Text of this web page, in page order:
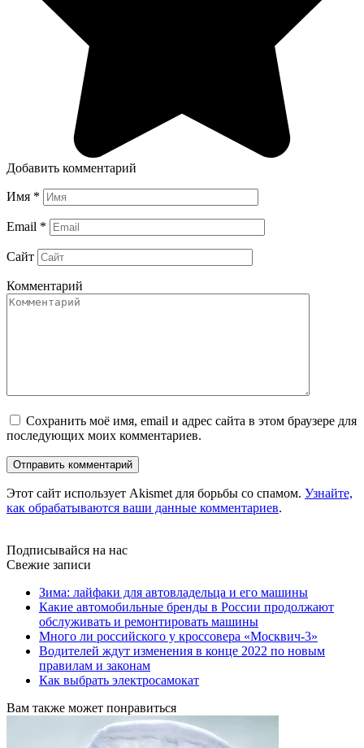
Добавить комментарий
Имя *
Email *
Сайт
Комментарий
Сохранить моё имя, email и адрес сайта в этом браузере для
последующих моих комментариев.
Этот сайт использует Akismet для борьбы со спамом. Узнайте,
как обрабатываются ваши данные комментариев.
Подписывайся на нас
Свежие записи
Зима: лайфаки для автовладельца и его машины
Какие автомобильные бренды в России продолжают
обслуживать и ремонтировать машины
Много ли российского у кроссовера «Москвич-3»
Водителей ждут изменения в конце 2022 по новым
правилам и законам
Как выбрать электросамокат
Вам также может понравиться